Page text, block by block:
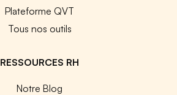
Plateforme QVT
Tous nos outils
RESSOURCES RH
Notre Blog